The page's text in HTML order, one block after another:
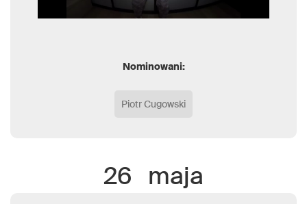
Nominowani:
Piotr Cugowski
26 maja